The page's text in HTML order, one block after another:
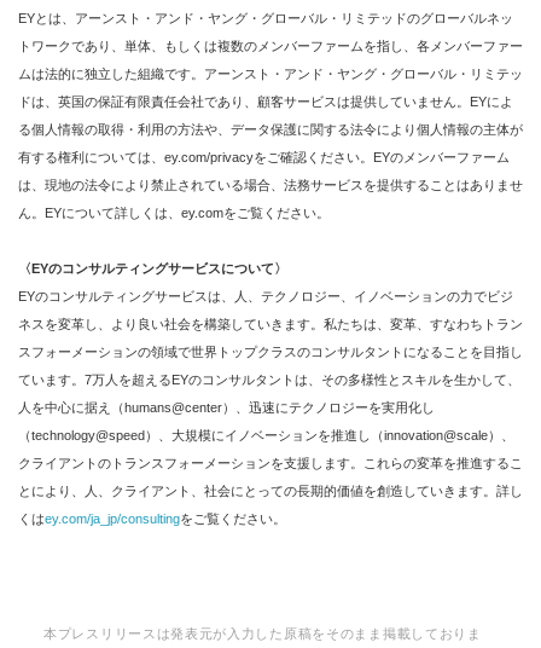
EYとは、アーンスト・アンド・ヤング・グローバル・リミテッドのグローバルネッ
トワークであり、単体、もしくは複数のメンバーファームを指し、各メンバーファー
ムは法的に独立した組織です。アーンスト・アンド・ヤング・グローバル・リミテッ
ドは、英国の保証有限責任会社であり、顧客サービスは提供していません。EYによ
る個人情報の取得・利用の方法や、データ保護に関する法令により個人情報の主体が
有する権利については、ey.com/privacyをご確認ください。EYのメンバーファーム
は、現地の法令により禁止されている場合、法務サービスを提供することはありませ
ん。EYについて詳しくは、ey.comをご覧ください。
〈 EYのコンサルティングサービスについて〉
EYのコンサルティングサービスは、人、テクノロジー、イノベーションの力でビジ
ネスを変革し、より良い社会を構築していきます。私たちは、変革、すなわちトラン
スフォーメーションの領域で世界トップクラスのコンサルタントになることを目指し
ています。7万人を超えるEYのコンサルタントは、その多様性とスキルを生かして、
人を中心に据え（humans@center）、迅速にテクノロジーを実用化し
（technology@speed）、大規模にイノベーションを推進し（innovation@scale）、
クライアントのトランスフォーメーションを支援します。これらの変革を推進するこ
とにより、人、クライアント、社会にとっての長期的価値を創造していきます。詳し
くはey.com/ja_jp/consultingをご覧ください。
本プレスリリースは発表元が入力した原稿をそのまま掲載しておりま